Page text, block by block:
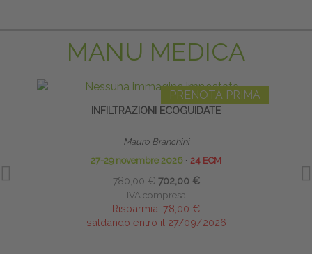
MANU MEDICA
PRENOTA PRIMA
INFILTRAZIONI ECOGUIDATE
Mauro Branchini
27-29 novembre 2026 ∙ 24 ECM
780,00 € 702,00 €
IVA compresa
Risparmia: 78,00 €
saldando entro il 27/09/2026